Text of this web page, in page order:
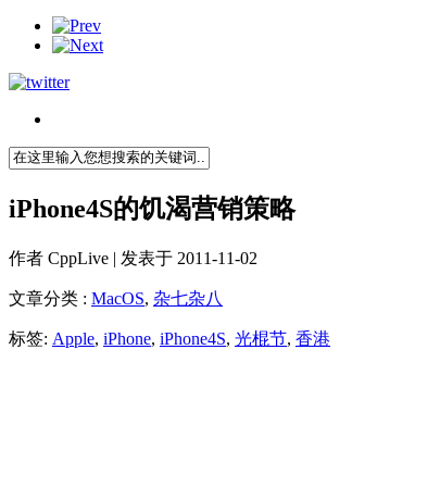
iPhone4S的饥渴营销策略
作者 CppLive | 发表于 2011-11-02
文章分类 : MacOS, 杂七杂八
标签: Apple, iPhone, iPhone4S, 光棍节, 香港